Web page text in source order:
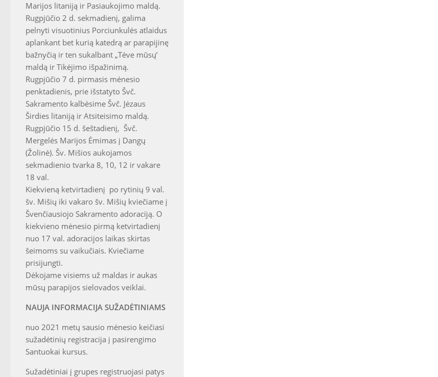
Marijos litaniją ir Pasiaukojimo maldą.
Rugpjūčio 2 d. sekmadienį, galima
pelnyti visuotinius Porciunkulės atlaidus
aplankant bet kurią katedrą ar parapijinę
bažnyčią ir ten sukalbant „Tėve mūsų’
maldą ir Tikėjimo išpažinimą.
Rugpjūčio 7 d. pirmasis mėnesio
penktadienis, prie išstatyto Švč.
Sakramento kalbėsime Švč. Jėzaus
Širdies litaniją ir Atsiteisimo maldą.
Rugpjūčio 15 d. šeštadienį, Švč.
Mergelės Marijos Ėmimas į Dangų
(Žolinė). Šv. Mišios aukojamos
sekmadienio tvarka 8, 10, 12 ir vakare
18 val.
Kiekvieną ketvirtadienį po rytinių 9 val.
šv. Mišių iki vakaro šv. Mišių kviečiame į
Švenčiausiojo Sakramento adoraciją. O
kiekvieno mėnesio pirmą ketvirtadienį
nuo 17 val. adoracijos laikas skirtas
šeimoms su vaikučiais. Kviečiame
prisijungti.
Dėkojame visiems už maldas ir aukas
mūsų parapijos sielovados veiklai.
NAUJA INFORMACIJA SUŽADĖTINIAMS
nuo 2021 metų sausio mėnesio keičiasi
sužadėtinių registracija į pasirengimo
Santuokai kursus.
Sužadėtiniai į grupes registruojasi patys